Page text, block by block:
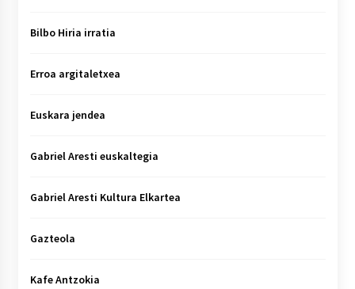
Bilbo Hiria irratia
Erroa argitaletxea
Euskara jendea
Gabriel Aresti euskaltegia
Gabriel Aresti Kultura Elkartea
Gazteola
Kafe Antzokia